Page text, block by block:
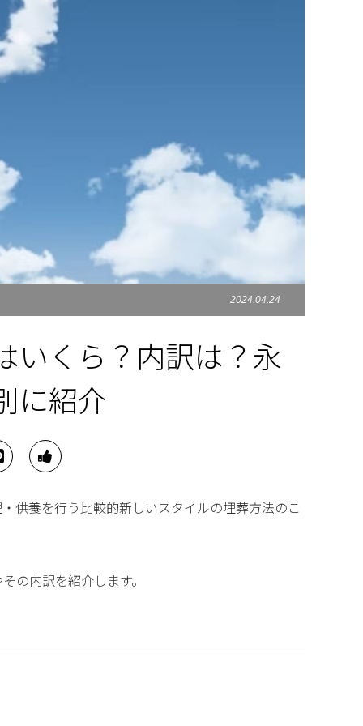
2024.04.24
いくら？内訳は？永
に紹介
供養を行う比較的新しいスタイルの埋葬方法のこ
の内訳を紹介します。